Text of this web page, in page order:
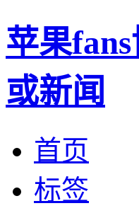
苹果
或新闻
首页
标签